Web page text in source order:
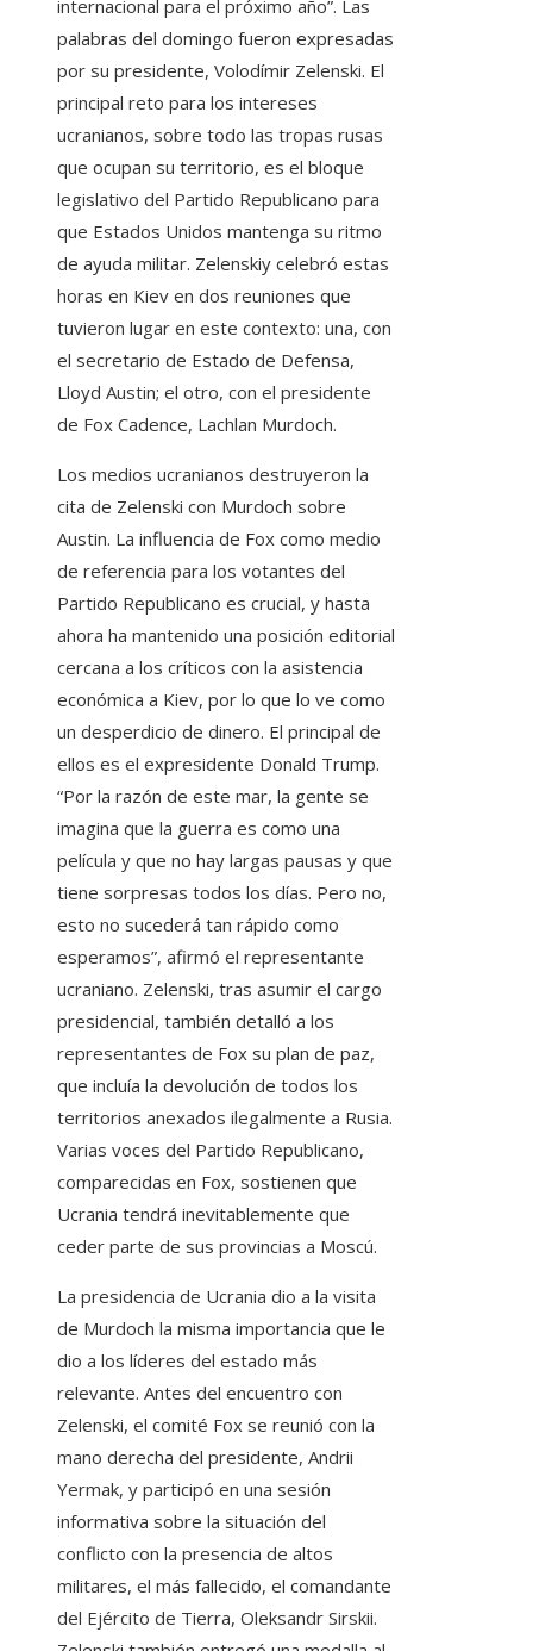
internacional para el próximo año”. Las
palabras del domingo fueron expresadas
por su presidente, Volodímir Zelenski. El
principal reto para los intereses
ucranianos, sobre todo las tropas rusas
que ocupan su territorio, es el bloque
legislativo del Partido Republicano para
que Estados Unidos mantenga su ritmo
de ayuda militar. Zelenskiy celebró estas
horas en Kiev en dos reuniones que
tuvieron lugar en este contexto: una, con
el secretario de Estado de Defensa,
Lloyd Austin; el otro, con el presidente
de Fox Cadence, Lachlan Murdoch.
Los medios ucranianos destruyeron la
cita de Zelenski con Murdoch sobre
Austin. La influencia de Fox como medio
de referencia para los votantes del
Partido Republicano es crucial, y hasta
ahora ha mantenido una posición editorial
cercana a los críticos con la asistencia
económica a Kiev, por lo que lo ve como
un desperdicio de dinero. El principal de
ellos es el expresidente Donald Trump.
“Por la razón de este mar, la gente se
imagina que la guerra es como una
película y que no hay largas pausas y que
tiene sorpresas todos los días. Pero no,
esto no sucederá tan rápido como
esperamos”, afirmó el representante
ucraniano. Zelenski, tras asumir el cargo
presidencial, también detalló a los
representantes de Fox su plan de paz,
que incluía la devolución de todos los
territorios anexados ilegalmente a Rusia.
Varias voces del Partido Republicano,
comparecidas en Fox, sostienen que
Ucrania tendrá inevitablemente que
ceder parte de sus provincias a Moscú.
La presidencia de Ucrania dio a la visita
de Murdoch la misma importancia que le
dio a los líderes del estado más
relevante. Antes del encuentro con
Zelenski, el comité Fox se reunió con la
mano derecha del presidente, Andrii
Yermak, y participó en una sesión
informativa sobre la situación del
conflicto con la presencia de altos
militares, el más fallecido, el comandante
del Ejército de Tierra, Oleksandr Sirskii.